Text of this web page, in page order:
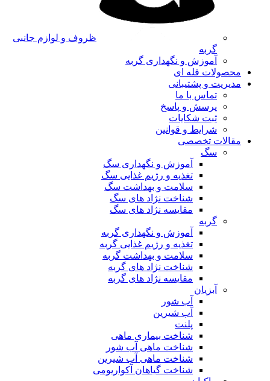
ظروف و لوازم جانبی
گربه
آموزش و نگهداری گربه
محصولات فله ای
مدیریت و پشتیبانی
تماس با ما
پرسش و پاسخ
ثبت شکایات
شرایط و قوانین
مقالات تخصصی
سگ
آموزش و نگهداری سگ
تغذیه و رژیم غذایی سگ
سلامت و بهداشت سگ
شناخت نژاد های سگ
مقایسه نژاد های سگ
گربه
آموزش و نگهداری گربه
تغذیه و رژیم غذایی گربه
سلامت و بهداشت گربه
شناخت نژاد های گربه
مقایسه نژاد های گربه
آبزیان
آب شور
آب شیرین
پلنت
شناخت بیماری ماهی
شناخت ماهی آب شور
شناخت ماهی آب شیرین
شناخت گیاهان آکواریومی